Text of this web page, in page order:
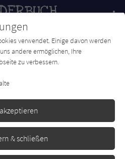
Charts Newsletter
und das
verwendet. Einige davon werden
andere ermöglichen, Ihre
zu verbessern.
& schließen